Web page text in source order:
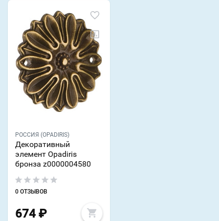
РОССИЯ (OPADIRIS)
Декоративный
элемент Opadiris
бронза z0000004580
0 ОТЗЫВОВ
674 ₽